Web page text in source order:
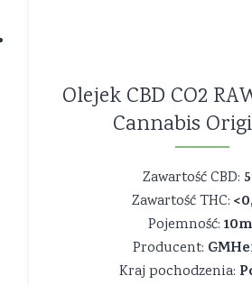
Olejek CBD CO2
Cannabis
Zawartość CBD:
Zawartość THC:
Pojemność:
Producent:
Kraj pochodzenia: